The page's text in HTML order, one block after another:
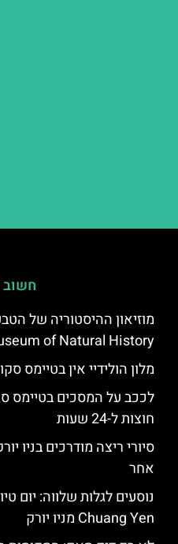
of Natural History)
מלון הולידיי אין בטיימס
לככב על המסכים בטיימס
חוצות ל-24 שעות
סיורי ריצה מודרכים בניו
אחר
נוסעים לגלות שלווה: יום
Chuang Yen מניו יורק